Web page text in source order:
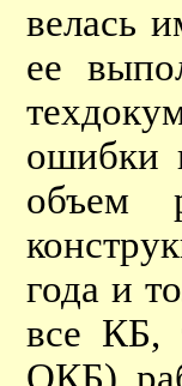
велась
ее
ошибки
объем
года и
все КБ,